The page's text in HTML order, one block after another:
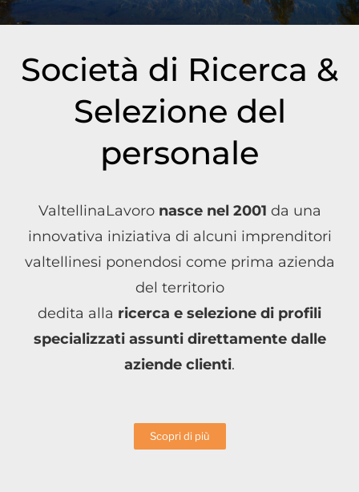
Società di Ricerca &
Selezione del
personale
ValtellinaLavoro nasce nel 2001 da una
innovativa iniziativa di alcuni imprenditori
valtellinesi ponendosi come prima azienda
del territorio
dedita alla ricerca e selezione di profili
specializzati assunti direttamente dalle
aziende clienti.
Scopri di più